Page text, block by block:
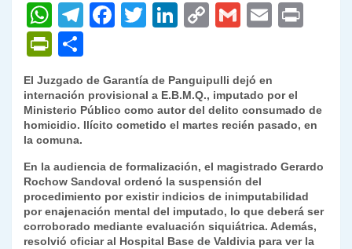
W
h
at
s
A
p
p
T
gr
a
F
e
b
o
k
T
er
Li
e
dI
C
y
Li
k
G
l
E
l
P
nt
Fr
ie
n
dl
y
o
m
p
tir
El Juzgado de Garantía de Panguipulli dejó en
internación provisional a E.B.M.Q., imputado por el
Ministerio Público como autor del delito consumado de
homicidio. Ilícito cometido el martes recién pasado, en
la comuna.
En la audiencia de formalización, el magistrado Gerardo
Rochow Sandoval ordenó la suspensión del
procedimiento por existir indicios de inimputabilidad
por enajenación mental del imputado, lo que deberá ser
corroborado mediante evaluación siquiátrica. Además,
resolvió oficiar al Hospital Base de Valdivia para ver la